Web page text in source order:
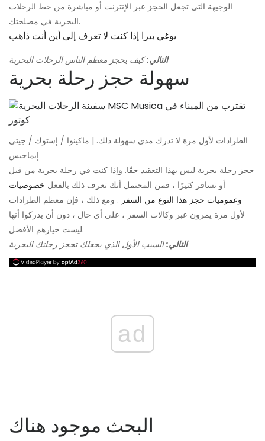
الوجيهة التي تجعل الحجز عبر الإنترنت أو مباشرة من خط الرحلات
البحرية في مصلحتك.
يوغي بيرا إذا كنت لا تعرف إلى أين أنت ذاهب
التالي:كيف يحجز معظم الناس الرحلات البحرية
سهولة حجز رحلة بحرية
الطرادات لأول مرة لا تدرك مدى سهولة ذلك. | ماكينوا / إستوك / جيتي
إيماجيس
حجز رحلة بحرية ليس بهذا التعقيد حقًا. وإذا كنت في رحلة بحرية من قبل
أو تسافر كثيرًا ، فمن المحتمل أنك تعرف ذلك بالفعل خصوصيات
وعموميات حجز هذا النوع من السفر . ومع ذلك ، فإن معظم الطرادات
لأول مرة يمرون عبر وكالات السفر ، على أي حال ، دون أن يدركوا أنها
ليست خيارهم الأفضل.
التالي:السبب الأول الذي يجعلك تحجز رحلتك البحرية
ad
البحث موجود هناك